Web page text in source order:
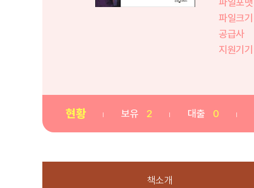
파일포맷
파일크기
공급사
지원기기
현황 보유 2 대출 0
책소개